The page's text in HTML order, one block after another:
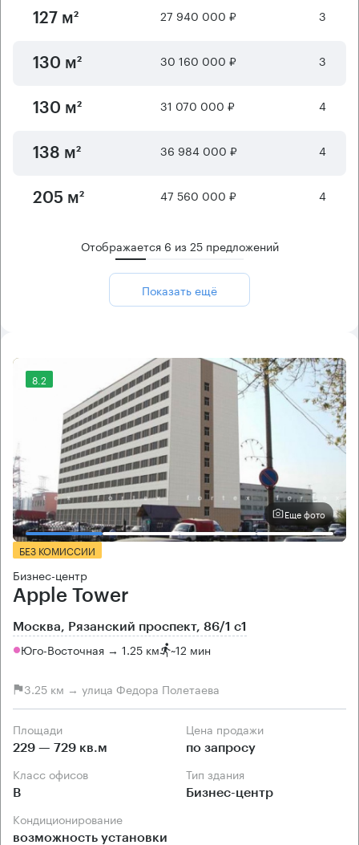
127 м² 27 940 000 ₽ 3
130 м² 30 160 000 ₽ 3
130 м² 31 070 000 ₽ 4
138 м² 36 984 000 ₽ 4
205 м² 47 560 000 ₽ 4
Отображается 6 из25предложений
Показать ещё
8.2
Еще фото
БЕЗ КОМИССИИ
Бизнес-центр
Apple Tower
Москва, Рязанский проспект, 86/1 с1
Юго-Восточная → 1.25 км ~12 мин
3.25 км → улица Федора Полетаева
Площади
229 — 729 кв.м
Цена продажи
по запросу
Класс офисов
B
Тип здания
Бизнес-центр
Кондиционирование
возможность установки